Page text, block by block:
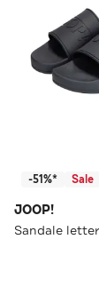
-51%* Sale
JOOP!